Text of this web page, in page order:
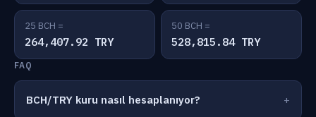
25 BCH =
264,407.92 TRY
50 BCH =
528,815.84 TRY
FAQ
BCH/TRY kuru nasıl hesaplanıyor?